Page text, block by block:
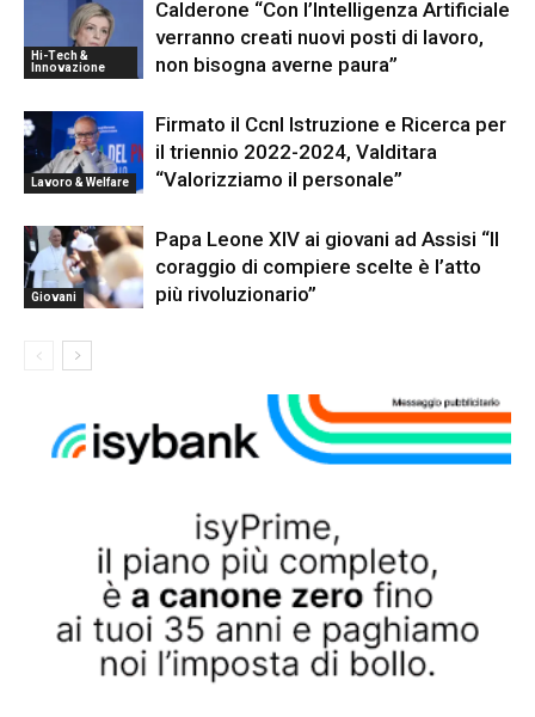
Hi-Tech &
Innovazione
Calderone “Con l’Intelligenza Artificiale
verranno creati nuovi posti di lavoro,
non bisogna averne paura”
Lavoro & Welfare
Firmato il Ccnl Istruzione e Ricerca per
il triennio 2022-2024, Valditara
“Valorizziamo il personale”
Giovani
Papa Leone XIV ai giovani ad Assisi “Il
coraggio di compiere scelte è l’atto
più rivoluzionario”